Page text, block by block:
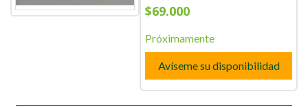
$69.000
Próximamente
Avíseme su disponibilidad